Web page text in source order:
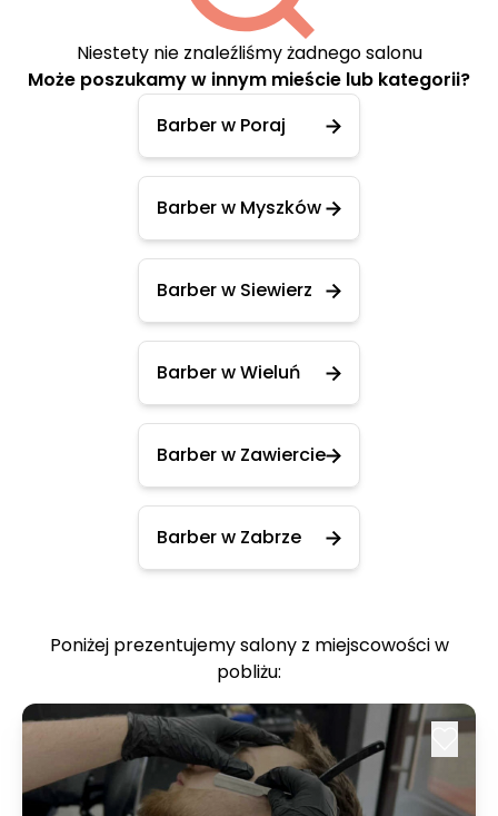
Niestety nie znaleźliśmy żadnego salonu
Może poszukamy w innym mieście lub kategorii?
Barber w Poraj
Barber w Myszków
Barber w Siewierz
Barber w Wieluń
Barber w Zawiercie
Barber w Zabrze
Poniżej prezentujemy salony z miejscowości w
pobliżu: